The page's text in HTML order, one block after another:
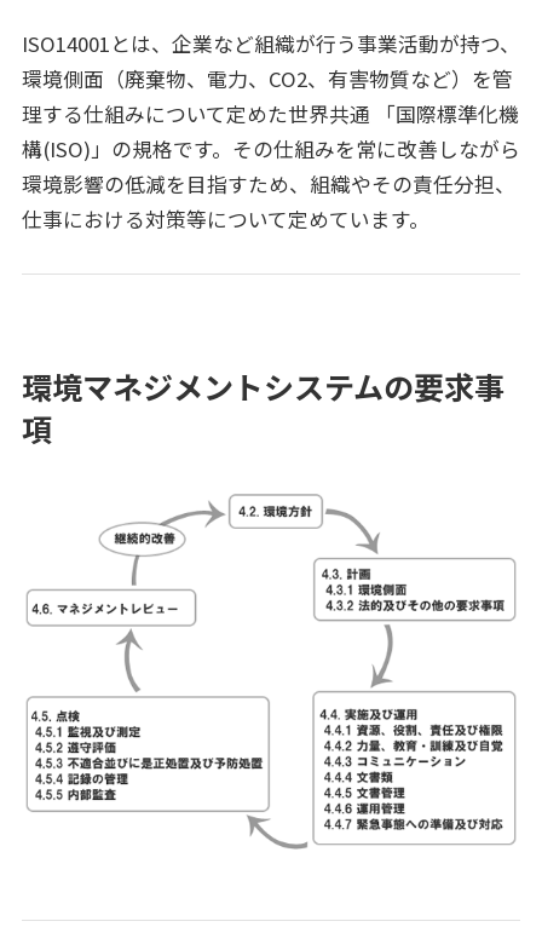
ISO14001とは、企業など組織が行う事業活動が持つ、
環境側面（廃棄物、電力、CO2、有害物質など）を管
理する仕組みについて定めた世界共通 「国際標準化機
構(ISO)」の規格です。その仕組みを常に改善しながら
環境影響の低減を目指すため、組織やその責任分担、
仕事における対策等について定めています。
環境マネジメントシステムの要求事
項